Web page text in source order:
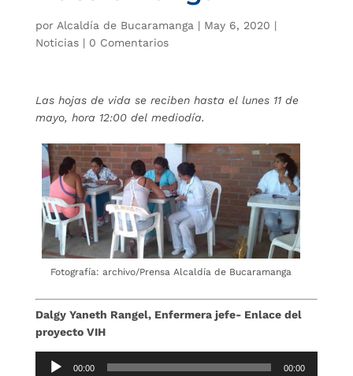
por Alcaldía de Bucaramanga | May 6, 2020 |
Noticias| 0 Comentarios
Las hojas de vida se reciben hasta el lunes 11 de
mayo, hora 12:00 del mediodía.
Fotografía: archivo/Prensa Alcaldía de Bucaramanga
Dalgy Yaneth Rangel, Enfermera jefe- Enlace del
proyecto VIH
Reproductor
00:00 00:00